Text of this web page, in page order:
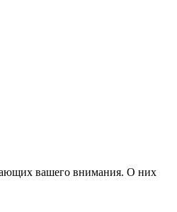
вашего внимания. О них